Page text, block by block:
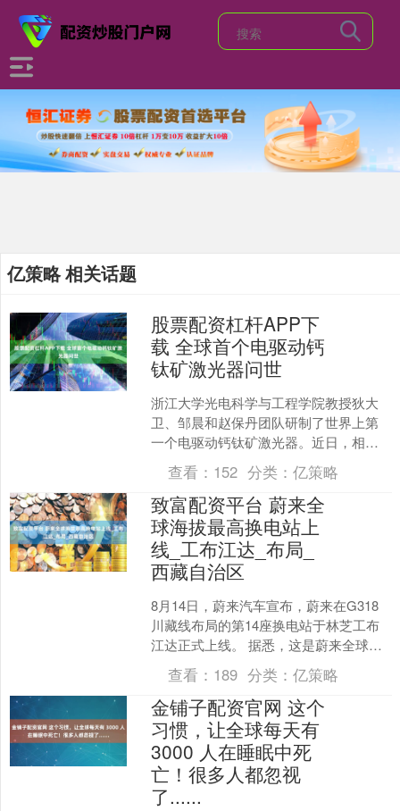
亿策略 相关话题
股票配资杠杆APP下
载 全球首个电驱动钙
钛矿激光器问世
浙江大学光电科学与工程学院教授狄大
卫、邹晨和赵保丹团队研制了世界上第
一个电驱动钙钛矿激光器。近日，相关
研究论文发表于《自然》。 激光器种类
繁多，当前钙钛矿半导体....
查看： 152 分类： 亿策略
致富配资平台 蔚来全
球海拔最高换电站上
线_工布江达_布局_
西藏自治区
8月14日，蔚来汽车宣布，蔚来在G318
川藏线布局的第14座换电站于林芝工布
江达正式上线。 据悉，这是蔚来全球海
拔最高的换电站，位于中国海拔最高的
高速服务区之一....
查看： 189 分类： 亿策略
金铺子配资官网 这个
习惯，让全球每天有
3000 人在睡眠中死
亡！很多人都忽视
了......